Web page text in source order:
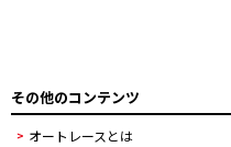
その他のコンテンツ
オートレースとは